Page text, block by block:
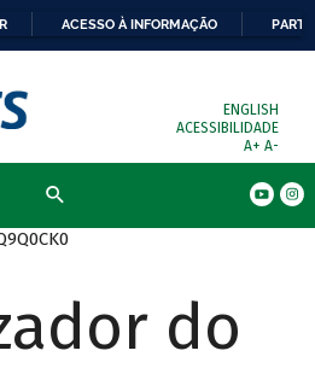
ACESSO À INFORMAÇÃO
ENGLISH
ACESSIBILIDADE
A+ A-
do